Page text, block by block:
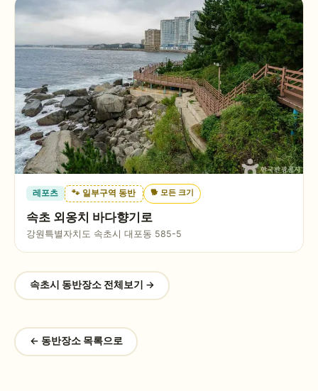
레포츠 🐾 일부구역 동반 🐕 모든 크기
속초 외옹치 바다향기로
강원특별자치도 속초시 대포동 585-5
속초시 동반장소 전체보기 →
← 동반장소 목록으로